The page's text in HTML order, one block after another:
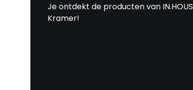
Je ontdekt de producten van
Kramer!